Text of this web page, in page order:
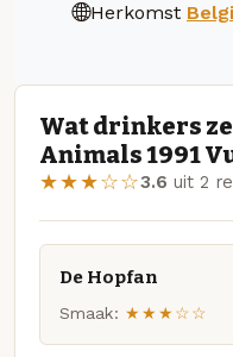
Herkomst
Wat drinkers
Animals 1991
★★★☆☆3.6 uit 2
De Hopfan
Smaak: ★★★☆☆